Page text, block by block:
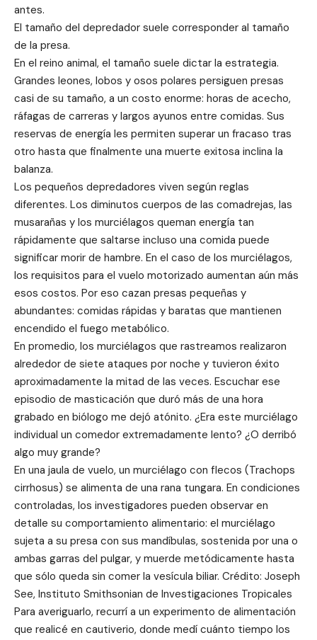
antes.
El tamaño del depredador suele corresponder al tamaño
de la presa.
En el reino animal, el tamaño suele dictar la estrategia.
Grandes leones, lobos y osos polares persiguen presas
casi de su tamaño, a un costo enorme: horas de acecho,
ráfagas de carreras y largos ayunos entre comidas. Sus
reservas de energía les permiten superar un fracaso tras
otro hasta que finalmente una muerte exitosa inclina la
balanza.
Los pequeños depredadores viven según reglas
diferentes. Los diminutos cuerpos de las comadrejas, las
musarañas y los murciélagos queman energía tan
rápidamente que saltarse incluso una comida puede
significar morir de hambre. En el caso de los murciélagos,
los requisitos para el vuelo motorizado aumentan aún más
esos costos. Por eso cazan presas pequeñas y
abundantes: comidas rápidas y baratas que mantienen
encendido el fuego metabólico.
En promedio, los murciélagos que rastreamos realizaron
alrededor de siete ataques por noche y tuvieron éxito
aproximadamente la mitad de las veces. Escuchar ese
episodio de masticación que duró más de una hora
grabado en biólogo me dejó atónito. ¿Era este murciélago
individual un comedor extremadamente lento? ¿O derribó
algo muy grande?
En una jaula de vuelo, un murciélago con flecos (Trachops
cirrhosus) se alimenta de una rana tungara. En condiciones
controladas, los investigadores pueden observar en
detalle su comportamiento alimentario: el murciélago
sujeta a su presa con sus mandíbulas, sostenida por una o
ambas garras del pulgar, y muerde metódicamente hasta
que sólo queda sin comer la vesícula biliar. Crédito: Joseph
See, Instituto Smithsonian de Investigaciones Tropicales
Para averiguarlo, recurrí a un experimento de alimentación
que realicé en cautiverio, donde medí cuánto tiempo los